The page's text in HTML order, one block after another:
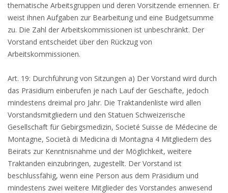
thematische Arbeitsgruppen und deren Vorsitzende ernennen. Er
weist ihnen Aufgaben zur Bearbeitung und eine Budgetsumme
zu. Die Zahl der Arbeitskommissionen ist unbeschränkt. Der
Vorstand entscheidet über den Rückzug von
Arbeitskommissionen.
Art. 19: Durchführung von Sitzungen a) Der Vorstand wird durch
das Präsidium einberufen je nach Lauf der Geschäfte, jedoch
mindestens dreimal pro Jahr. Die Traktandenliste wird allen
Vorstandsmitgliedern und den Statuen Schweizerische
Gesellschaft für Gebirgsmedizin, Societé Suisse de Médecine de
Montagne, Società di Medicina di Montagna 4 Mitgliedern des
Beirats zur Kenntnisnahme und der Möglichkeit, weitere
Traktanden einzubringen, zugestellt. Der Vorstand ist
beschlussfähig, wenn eine Person aus dem Präsidium und
mindestens zwei weitere Mitglieder des Vorstandes anwesend